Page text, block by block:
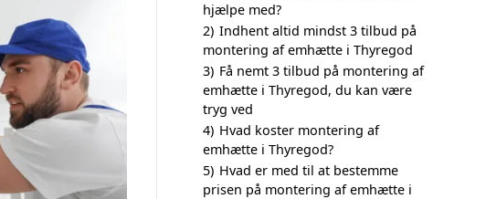
hjælpe med?
2) Indhent altid mindst 3 tilbud på
montering af emhætte i Thyregod
3) Få nemt 3 tilbud på montering af
emhætte i Thyregod, du kan være
tryg ved
4) Hvad koster montering af
emhætte i Thyregod?
5) Hvad er med til at bestemme
prisen på montering af emhætte i